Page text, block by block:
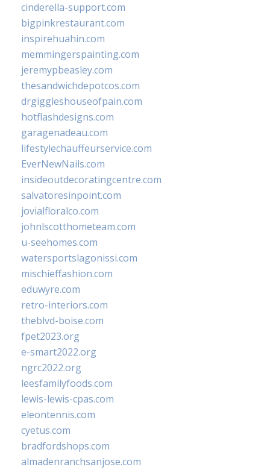
cinderella-support.com
bigpinkrestaurant.com
inspirehuahin.com
memmingerspainting.com
jeremypbeasley.com
thesandwichdepotcos.com
drgiggleshouseofpain.com
hotflashdesigns.com
garagenadeau.com
lifestylechauffeurservice.com
EverNewNails.com
insideoutdecoratingcentre.com
salvatoresinpoint.com
jovialfloralco.com
johnlscotthometeam.com
u-seehomes.com
watersportslagonissi.com
mischieffashion.com
eduwyre.com
retro-interiors.com
theblvd-boise.com
fpet2023.org
e-smart2022.org
ngrc2022.org
leesfamilyfoods.com
lewis-lewis-cpas.com
eleontennis.com
cyetus.com
bradfordshops.com
almadenranchsanjose.com